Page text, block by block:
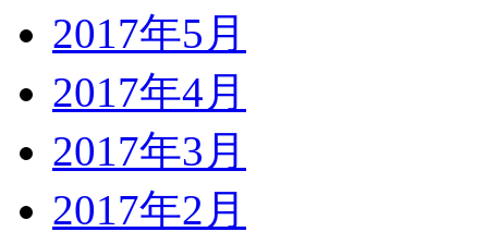
2017年5月
2017年4月
2017年3月
2017年2月